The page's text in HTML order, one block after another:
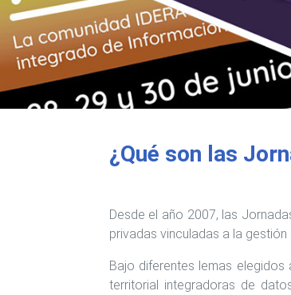
¿Qué son las
Desde el año 2007, las
privadas vinculadas a la
Bajo diferentes lemas elegidos
territorial integradoras de